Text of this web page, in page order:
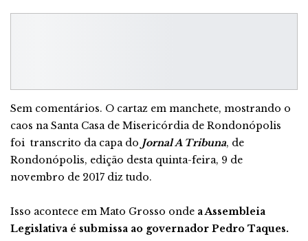
Sem comentários. O cartaz em manchete, mostrando o
caos na Santa Casa de Misericórdia de Rondonópolis
foi transcrito da capa do Jornal A Tribuna, de
Rondonópolis, edição desta quinta-feira, 9 de
novembro de 2017 diz tudo.
Isso acontece em Mato Grosso onde a Assembleia
Legislativa é submissa ao governador Pedro Taques.